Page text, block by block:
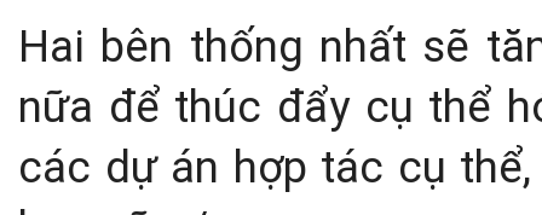
Hai bên thống nhất sẽ
nữa để thúc đẩy cụ thể
các dự án hợp tác cụ